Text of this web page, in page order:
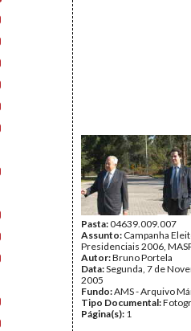
Pasta:04639.009.007
Assunto: Campanha
Presidenciais 2006,
Autor:Bruno Portela
Data:Segunda, 7 de
2005
Fundo:AMS - Arquivo
Tipo Documental:
Página(s): 1